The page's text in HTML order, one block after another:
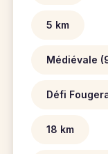
5 km
Médiévale
Défi
18 km